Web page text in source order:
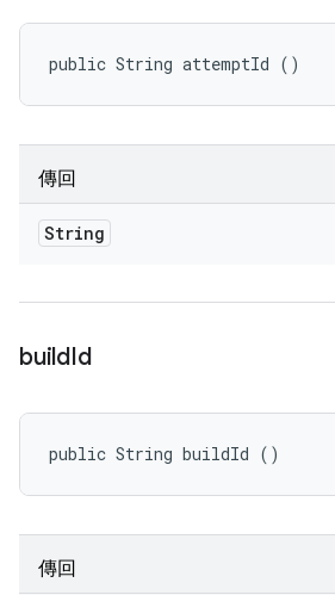
public String attemptId ()
傳回
String
buildId
public String buildId ()
傳回